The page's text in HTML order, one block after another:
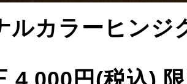
ルカラーヒンジ